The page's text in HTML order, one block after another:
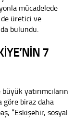
mücadelede
üretici ve
bulundu.
7
yatırımcıların
göre biraz daha
“Eskişehir, sosyal